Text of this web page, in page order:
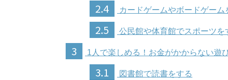
2.4 カードゲームやボードゲーム
2.5 公民館や体育館でスポーツを
3 1人で楽しめる！お金がかからない遊
3.1 図書館で読書をする